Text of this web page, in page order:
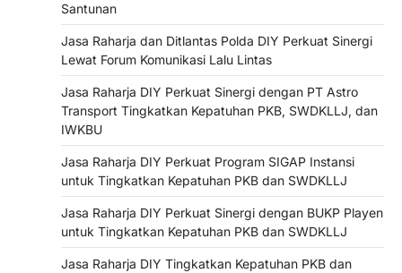
Santunan
Jasa Raharja dan Ditlantas Polda DIY Perkuat Sinergi
Lewat Forum Komunikasi Lalu Lintas
Jasa Raharja DIY Perkuat Sinergi dengan PT Astro
Transport Tingkatkan Kepatuhan PKB, SWDKLLJ, dan
IWKBU
Jasa Raharja DIY Perkuat Program SIGAP Instansi
untuk Tingkatkan Kepatuhan PKB dan SWDKLLJ
Jasa Raharja DIY Perkuat Sinergi dengan BUKP Playen
untuk Tingkatkan Kepatuhan PKB dan SWDKLLJ
Jasa Raharja DIY Tingkatkan Kepatuhan PKB dan